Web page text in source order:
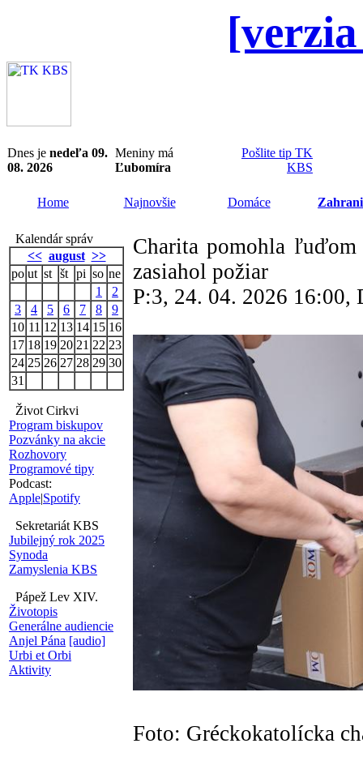
Dnes je nedeľa 09.
08. 2026
Meniny má
Ľubomíra
Pošlite tip TK
KBS
Home Najnovšie Domáce
Kalendár správ
<< august >>
po ut st št pi so ne
1
2
3
4 5 6 7 8
9
10 11 12 13 14 15 16
17 18 19 20 21 22 23
24 25 26 27 28 29 30
31
Život Cirkvi
Program biskupov
Pozvánky na akcie
Rozhovory
Programové tipy
Podcast:
Apple|Spotify
Sekretariát KBS
Jubilejný rok 2025
Synoda
Zamyslenia KBS
Pápež Lev XIV.
Životopis
Generálne audiencie
Anjel Pána [audio]
Urbi et Orbi
Aktivity
Charita pomohla
zasiahol požiar
P:3, 24. 04. 2026 16:00,
Foto: Gréckokatolícka